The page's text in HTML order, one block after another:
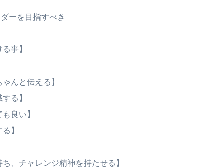
ーを目指すべき
事】
んと伝える】
る】
良い】
】
ち、チャレンジ精神を持たせる】